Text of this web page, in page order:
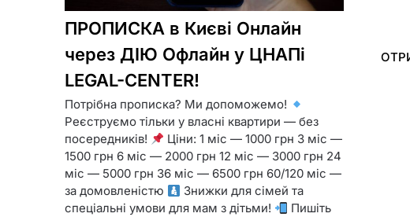
ПРОПИСКА в Києві Онлайн
через ДІЮ Офлайн у ЦНАПі
LEGAL-CENTER!
Потрібна прописка? Ми допоможемо!
Реєструємо тільки у власні квартири — без
посередників!
Ціни: 1 міс — 1000 грн 3 міс —
1500 грн 6 міс — 2000 грн 12 міс — 3000 грн 24
міс — 5000 грн 36 міс — 6500 грн 60/120 міс —
за домовленістю
Знижки для сімей та
спеціальні умови для мам з дітьми!
Пишіть